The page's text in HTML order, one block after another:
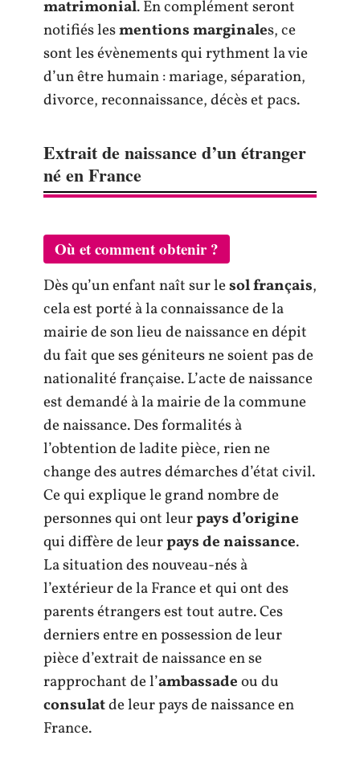
matrimonial. En complément seront
notifiés lesmentions marginales, ce
sont les évènements qui rythment la vie
d’un être humain : mariage, séparation,
divorce, reconnaissance, décès et pacs.
Extrait de naissance d’un étranger
né en France
Où et comment obtenir ?
Dès qu’un enfant naît sur lesol français,
cela est porté à la connaissance de la
mairie de son lieu de naissance en dépit
du fait que ses géniteurs ne soient pas de
nationalité française. L’acte de naissance
est demandé à la mairie de la commune
de naissance. Des formalités à
l’obtention de ladite pièce, rien ne
change des autres démarches d’état civil.
Ce qui explique le grand nombre de
personnes qui ont leurpays d’origine
qui diffère de leurpays de naissance.
La situation des nouveau-nés à
l’extérieur de la France et qui ont des
parents étrangers est tout autre. Ces
derniers entre en possession de leur
pièce d’extrait de naissance en se
rapprochant de l’ambassadeou du
consulatde leur pays de naissance en
France.